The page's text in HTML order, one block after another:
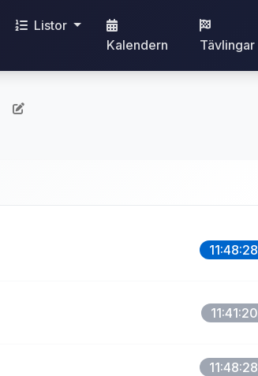
Listor
Kalendern
Tävlingar
11:48:28
11:41:20
11:48:28